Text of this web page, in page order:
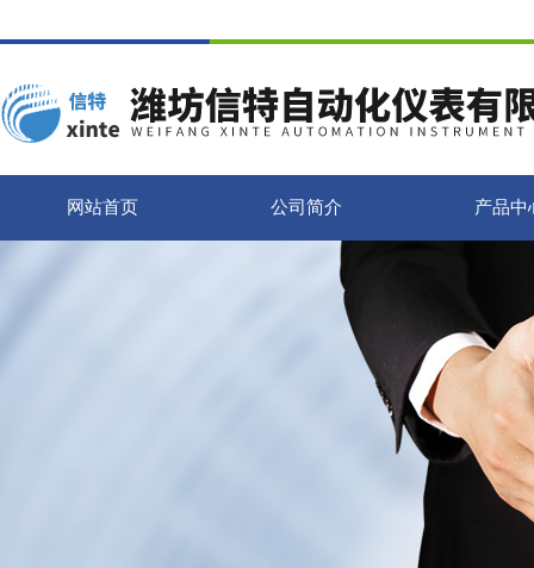
网站首页 公司简介 产品中